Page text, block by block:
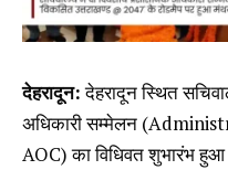
देहरादून:देहरादून स्थित
अधिकारी सम्मेलन
AOC) का विधिवत शुभारंभ